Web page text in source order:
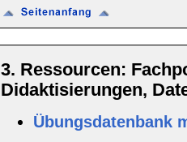
3. Ressourcen:
Didaktisierungen,
Übungsdatenbank